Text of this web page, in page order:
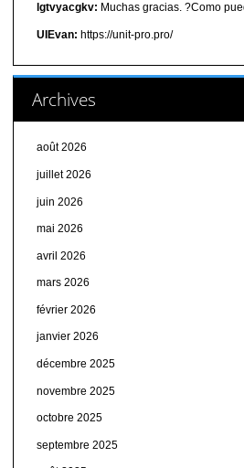
lgtvyacgkv: Muchas gracias. ?Como
UIEvan: https://unit-pro.pro/
Archives
août 2026
juillet 2026
juin 2026
mai 2026
avril 2026
mars 2026
février 2026
janvier 2026
décembre 2025
novembre 2025
octobre 2025
septembre 2025